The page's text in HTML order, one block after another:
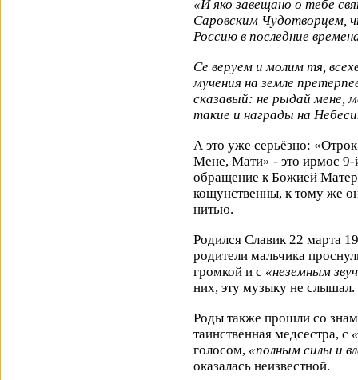
«И яко завещано о тебе
Саровским Чудотворцем,
Россию в последние
Се веруем и молим тя,
мучения на земле
сказавый: не рыдай мене,
такие и награды на
А это уже серьёзно:
Мене, Мати» - это ирмос 9-
обращение к Божией
кощунственны, к тому же
нитью.
Родился Славик 22 марта
родители мальчика
громкой и с «неземным
них, эту музыку не
Роды также прошли со
таинственная медсестра, с
голосом, «полным силы и
оказалась неизвестной.